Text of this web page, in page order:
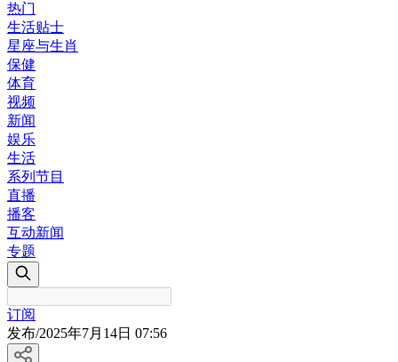
热门
生活贴士
星座与生肖
保健
体育
视频
新闻
娱乐
生活
系列节目
直播
播客
互动新闻
专题
订阅
发布/2025年7月14日 07:56